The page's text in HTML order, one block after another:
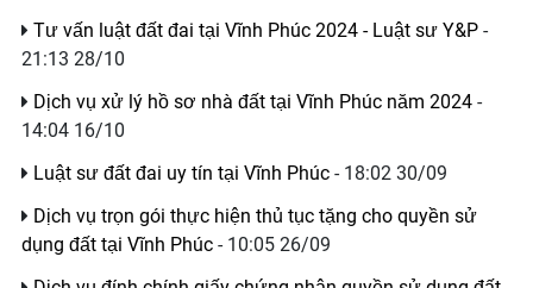
Tư vấn luật đất đai tại Vĩnh Phúc 2024 - Luật sư Y&P -
21:13 28/10
Dịch vụ xử lý hồ sơ nhà đất tại Vĩnh Phúc năm 2024 -
14:04 16/10
Luật sư đất đai uy tín tại Vĩnh Phúc - 18:02 30/09
Dịch vụ trọn gói thực hiện thủ tục tặng cho quyền sử
dụng đất tại Vĩnh Phúc - 10:05 26/09